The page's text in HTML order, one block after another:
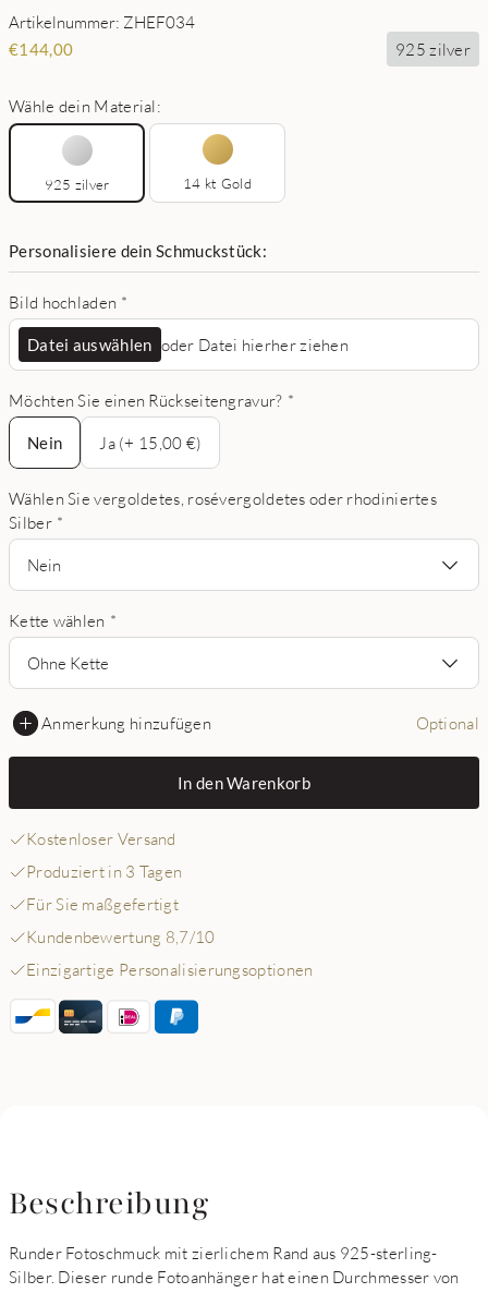
Artikelnummer: ZHEF034
€144,00 925 zilver
Wähle dein Material:
925 zilver 14 kt Gold
Personalisiere dein Schmuckstück:
Bild hochladen *
Datei auswählen oder Datei hierher ziehen
Möchten Sie einen Rückseitengravur? *
Nein
Nein
Ja (+ 15,00 €)
Wählen Sie vergoldetes, rosévergoldetes oder rhodiniertes
Silber *
Nein
Kette wählen *
Ohne Kette
Anmerkung hinzufügen Optional
In den Warenkorb
Kostenloser Versand
Produziert in 3 Tagen
Für Sie maßgefertigt
Kundenbewertung 8,7/10
Einzigartige Personalisierungsoptionen
Beschreibung
Runder Fotoschmuck mit zierlichem Rand aus 925-sterling-
Silber. Dieser runde Fotoanhänger hat einen Durchmesser von